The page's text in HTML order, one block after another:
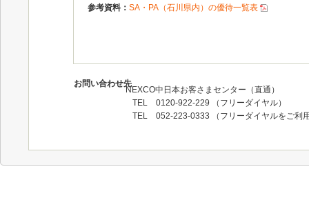
参考資料： SA・PA（石川県内）の優待一覧表
お問い合わせ先
NEXCO中日本お客さまセンター（直通）
TEL 0120-922-229 （フリーダイヤル）
TEL 052-223-0333 （フリーダイヤルをご利